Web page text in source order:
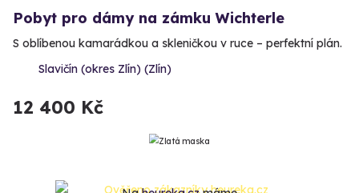
Pobyt pro dámy na zámku Wichterle
S oblíbenou kamarádkou a skleničkou v ruce – perfektní plán.
Slavičín (okres Zlín) (Zlín)
12 400 Kč